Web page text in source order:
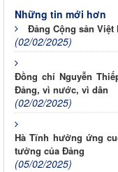
Những tin mới hơn
Đảng Cộng sản Việt
(02/02/2025)
Đồng chí Nguyễn
Đảng, vì nước, vì dân
(02/02/2025)
Hà Tĩnh hưởng ứng
tưởng của Đảng
(05/02/2025)